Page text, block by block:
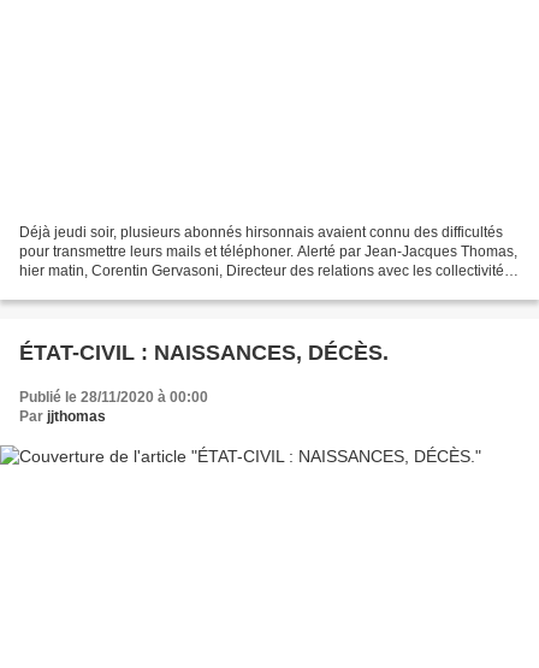
Déjà jeudi soir, plusieurs abonnés hirsonnais avaient connu des difficultés
pour transmettre leurs mails et téléphoner. Alerté par Jean-Jacques Thomas,
hier matin, Corentin Gervasoni, Directeur des relations avec les collectivités
ÉTAT-CIVIL : NAISSANCES, DÉCÈS.
Publié le 28/11/2020 à 00:00
Par jjthomas